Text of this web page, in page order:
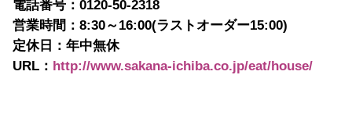
電話番号：0120-50-2318
営業時間：8:30～16:00(ラストオーダー15:00)
定休日：年中無休
URL： http://www.sakana-ichiba.co.jp/eat/house/